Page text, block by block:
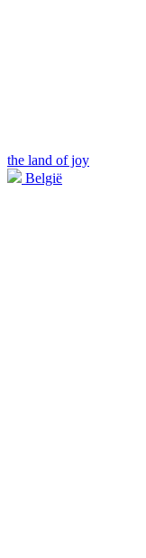
the land of joy
België